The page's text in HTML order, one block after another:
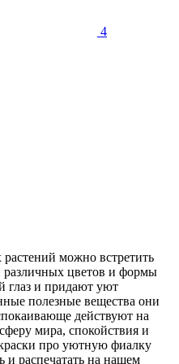
4
можно встретить
цветов и формы
глаз и придают уют
полезные вещества они
действуют на
мира, спокойствия и
про уютную фиалку
и распечатать на нашем